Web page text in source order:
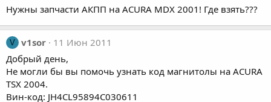
Нужны запчасти АКПП на ACURA MDX 2001! Где взять???
V v1sor
11 Июн 2011
Добрый день,
Не могли бы вы помочь узнать код магнитолы на ACURA
TSX 2004.
Вин-код: JH4CL95894C030611